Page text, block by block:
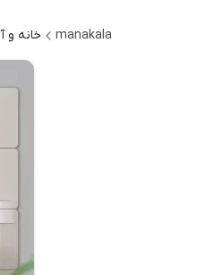
manakala خانه و